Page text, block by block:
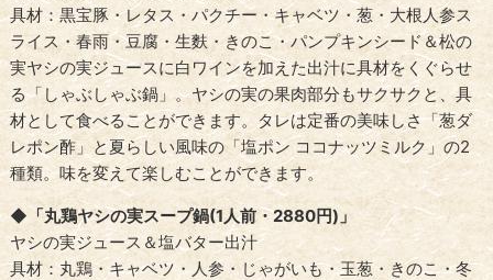
具材：黒宝豚・レタス・パクチー・キャベツ・葱・大根人参ス
ライス・春雨・豆腐・生麩・きのこ・パンプキンシード＆松の
実ヤシの実ジュースに白ワインを加えた出汁に具材をくぐらせ
る「しゃぶしゃぶ鍋」。ヤシの実の果肉部分もサクサクと、具
材として食べることができます。タレは定番の美味しさ「葱ダ
レポン酢」と夏らしい風味の「塩ポン ココナッツミルク」の2
種類。味を変えて楽しむことができます。
◆「丸鶏ヤシの実スープ鍋(1人前・2880円)」
ヤシの実ジュース＆塩バター出汁
具材：丸鶏・キャベツ・人参・じゃがいも・玉葱・きのこ・冬